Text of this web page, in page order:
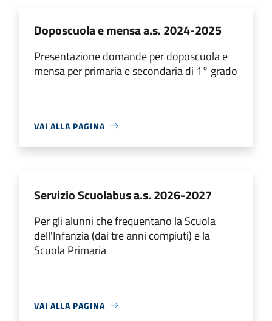
Doposcuola e mensa a.s. 2024-2025
Presentazione domande per doposcuola e
mensa per primaria e secondaria di 1° grado
VAI ALLA PAGINA
Servizio Scuolabus a.s. 2026-2027
Per gli alunni che frequentano la Scuola
dell'Infanzia (dai tre anni compiuti) e la
Scuola Primaria
VAI ALLA PAGINA